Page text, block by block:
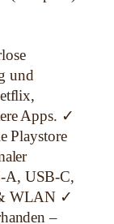
und
Apps. ✓
Playstore
A, USB-C,
WLAN ✓
–